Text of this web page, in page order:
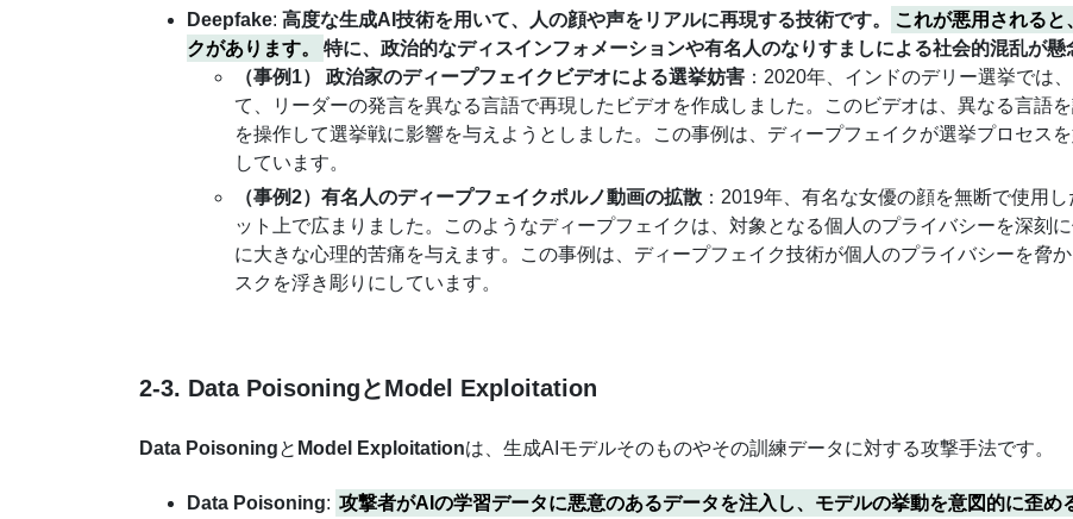
Deepfake: 高度な生成AI技術を用いて、人の顔や声をリアルに再現する技術です。
これが悪用される
クがあります。
特に、政治的なディスインフォメーションや有名人のなりすましによる社会的混乱が懸
（事例1） 政治家のディープフェイクビデオによる選挙妨害 ：2020年、インドのデリー選挙では
て、リーダーの発言を異なる言語で再現したビデオを作成しました。このビデオは、異なる言語
を操作して選挙戦に影響を与えようとしました。この事例は、ディープフェイクが選挙プロセス
しています。
（事例2）有名人のディープフェイクポルノ動画の拡散 ：2019年、有名な女優の顔を無断で使用
ット上で広まりました。このようなディープフェイクは、対象となる個人のプライバシーを深刻
に大きな心理的苦痛を与えます。この事例は、ディープフェイク技術が個人のプライバシーを脅
スクを浮き彫りにしています。
2-3. Data PoisoningとModel Exploitation
Data Poisoningと Model Exploitationは、生成AIモデルそのものやその訓練データに対する攻撃手法です。
Data Poisoning: 攻撃者がAIの学習データに悪意のあるデータを注入し、モデルの挙動を意図的に歪め